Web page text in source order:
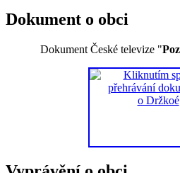
Dokument o obci
Dokument České televize "